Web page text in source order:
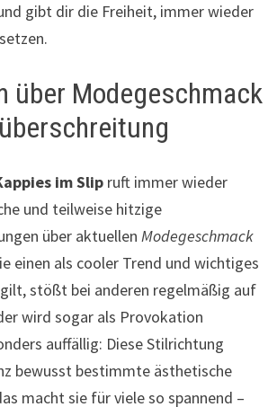
gibt dir die Freiheit, immer wieder
über Modegeschmack
im Slipruft immer wieder
und teilweise hitzige
über aktuellen Modegeschmack
einen als cooler Trend und wichtiges
stößt bei anderen regelmäßig auf
wird sogar als Provokation
auffällig: Diese Stilrichtung
bewusst bestimmte ästhetische
macht sie für viele so spannend –